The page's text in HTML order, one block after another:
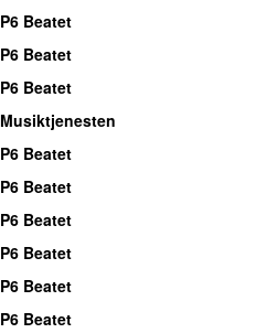
P6 Beatet
P6 Beatet
P6 Beatet
Musiktjenesten
P6 Beatet
P6 Beatet
P6 Beatet
P6 Beatet
P6 Beatet
P6 Beatet